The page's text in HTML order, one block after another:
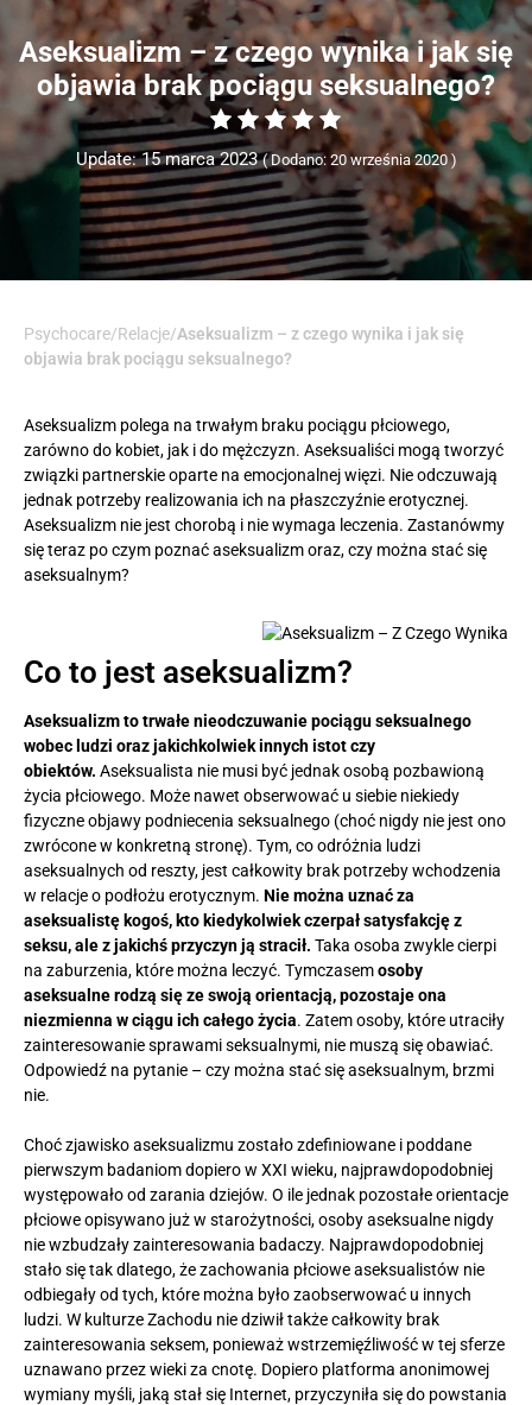
Aseksualizm – z czego wynika i jak się
objawia brak pociągu seksualnego?
Update: 15 marca 2023 Dodano: 20 września 2020
Psychocare/Relacje/Aseksualizm – z czego wynika i jak się
objawia brak pociągu seksualnego?
Aseksualizm polega na trwałym braku pociągu płciowego,
zarówno do kobiet, jak i do mężczyzn. Aseksualiści mogą tworzyć
związki partnerskie oparte na emocjonalnej więzi. Nie odczuwają
jednak potrzeby realizowania ich na płaszczyźnie erotycznej.
Aseksualizm nie jest chorobą i nie wymaga leczenia. Zastanówmy
się teraz po czym poznać aseksualizm oraz, czy można stać się
aseksualnym?
Co to jest aseksualizm?
Aseksualizm to trwałe nieodczuwanie pociągu seksualnego
wobec ludzi oraz jakichkolwiek innych istot czy
obiektów. Aseksualista nie musi być jednak osobą pozbawioną
życia płciowego. Może nawet obserwować u siebie niekiedy
fizyczne objawy podniecenia seksualnego (choć nigdy nie jest ono
zwrócone w konkretną stronę). Tym, co odróżnia ludzi
aseksualnych od reszty, jest całkowity brak potrzeby wchodzenia
w relacje o podłożu erotycznym. Nie można uznać za
aseksualistę kogoś, kto kiedykolwiek czerpał satysfakcję z
seksu, ale z jakichś przyczyn ją stracił. Taka osoba zwykle cierpi
na zaburzenia, które można leczyć. Tymczasemosoby
aseksualne rodzą się ze swoją orientacją, pozostaje ona
niezmienna w ciągu ich całego życia. Zatem osoby, które utraciły
zainteresowanie sprawami seksualnymi, nie muszą się obawiać.
Odpowiedź na pytanie – czy można stać się aseksualnym, brzmi
nie.
Choć zjawisko aseksualizmu zostało zdefiniowane i poddane
pierwszym badaniom dopiero w XXI wieku, najprawdopodobniej
występowało od zarania dziejów. O ile jednak pozostałe orientacje
płciowe opisywano już w starożytności, osoby aseksualne nigdy
nie wzbudzały zainteresowania badaczy. Najprawdopodobniej
stało się tak dlatego, że zachowania płciowe aseksualistów nie
odbiegały od tych, które można było zaobserwować u innych
ludzi. W kulturze Zachodu nie dziwił także całkowity brak
zainteresowania seksem, ponieważ wstrzemięźliwość w tej sferze
uznawano przez wieki za cnotę. Dopiero platforma anonimowej
wymiany myśli, jaką stał się Internet, przyczyniła się do powstania